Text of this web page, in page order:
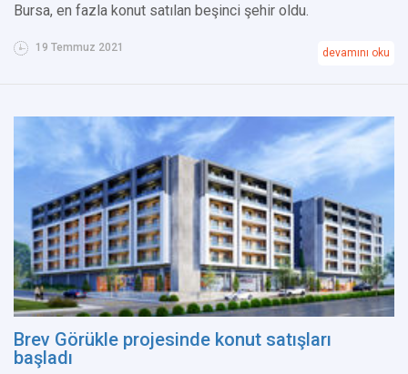
Bursa, en fazla konut satılan beşinci şehir oldu.
19 Temmuz 2021 devamını oku
Brev Görükle projesinde konut satışları
başladı